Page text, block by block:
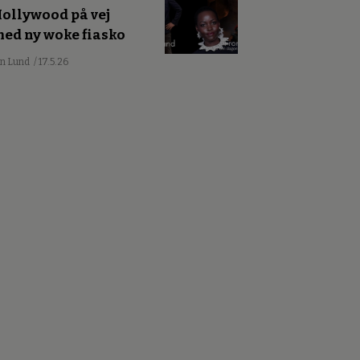
på vej
ny woke fiasko
Lund / 17.5.26